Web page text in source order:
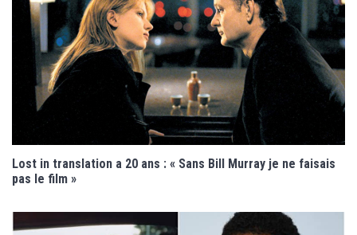
Lost in translation a 20 ans : « Sans Bill Murray je ne faisais
pas le film »